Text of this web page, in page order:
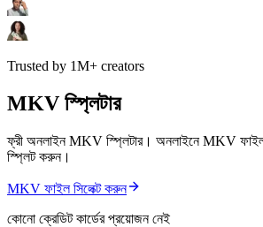
Trusted by 1M+ creators
MKV স্প্লিটার
ফ্রী অনলাইন MKV স্প্লিটার। অনলাইনে MKV
স্প্লিট করুন।
MKV ফাইল সিলেক্ট করুন
কোনো ক্রেডিট কার্ডের প্রয়োজন নেই